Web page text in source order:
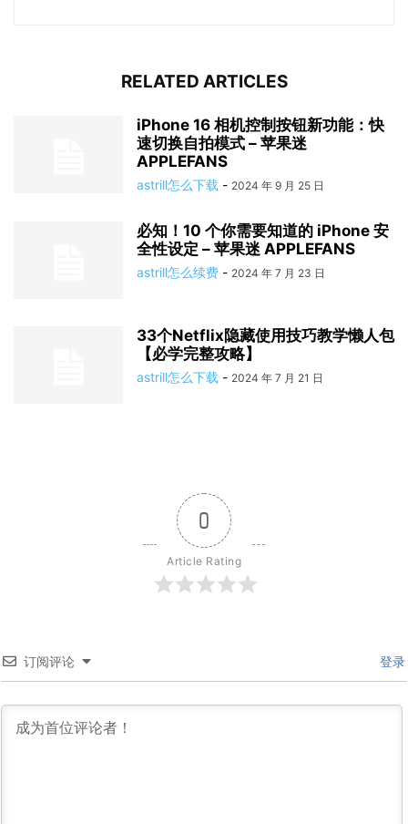
RELATED ARTICLES
iPhone 16 相机控制按钮新功能：快
速切换自拍模式 – 苹果迷
APPLEFANS
astrill怎么下载 - 2024 年 9 月 25 日
必知！10 个你需要知道的 iPhone 安
全性设定 – 苹果迷 APPLEFANS
astrill怎么续费 - 2024 年 7 月 23 日
33个Netflix隐藏使用技巧教学懒人包
【必学完整攻略】
astrill怎么下载 - 2024 年 7 月 21 日
0
Article Rating
订阅评论 登录